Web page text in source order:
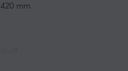
420 mm